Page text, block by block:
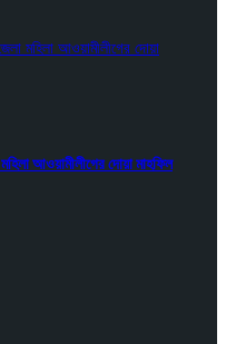
মহিলা আওয়ামীলীগের দোয়া মাহফিল